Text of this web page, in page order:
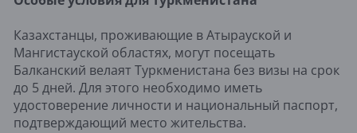
Казахстанцы, проживающие в Атырауской и
Мангистауской областях, могут посещать
Балканский велаят Туркменистана без визы на срок
до 5 дней. Для этого необходимо иметь
удостоверение личности и национальный паспорт,
подтверждающий место жительства.